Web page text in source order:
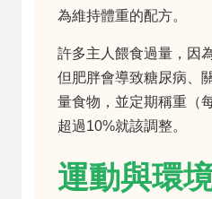
為維持體重的配方。
許多主人餵食過量，因
但肥胖會導致糖尿病、
量食物，並定期稱重（
超過10%就該調整。
運動與環